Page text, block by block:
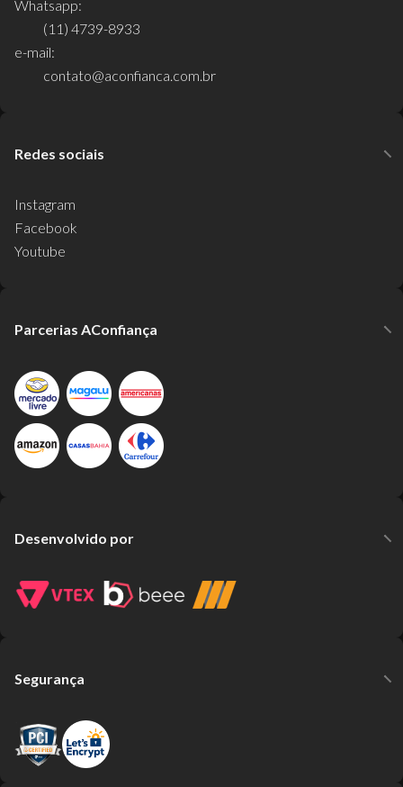
Whatsapp:
(11) 4739-8933
e-mail:
contato@aconfianca.com.br
Redes sociais
Instagram
Facebook
Youtube
Parcerias AConfiança
Desenvolvido por
Segurança